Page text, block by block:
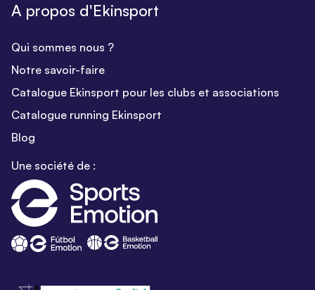
A propos d'Ekinsport
Qui sommes nous ?
Notre savoir-faire
Catalogue Ekinsport pour les clubs et associations
Catalogue running Ekinsport
Blog
Une société de :